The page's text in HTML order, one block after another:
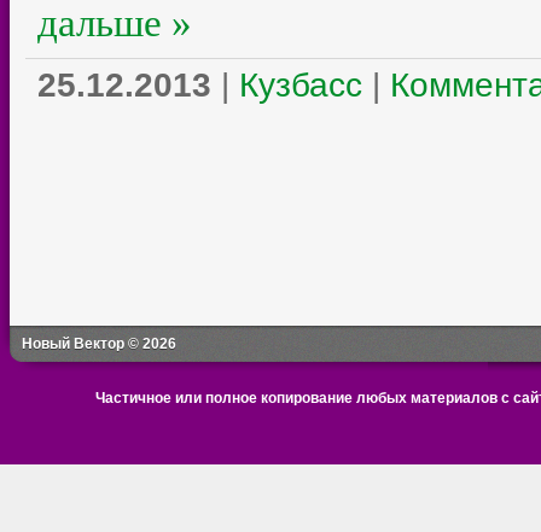
дальше »
25.12.2013 | Кузбасс |
Новый Вектор © 2026
Частичное или полное копирование любых материалов с